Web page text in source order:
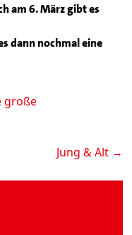
am 6. März gibt es
dann nochmal eine
große
Jung & Alt →